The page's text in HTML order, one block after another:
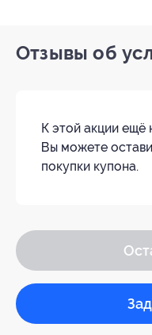
Отзывы об
К этой акции ещё
Вы можете
покупки купона.